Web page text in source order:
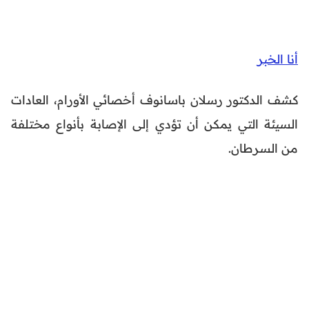
أنا الخبر
كشف الدكتور رسلان باسانوف أخصائي الأورام، العادات
السيئة التي يمكن أن تؤدي إلى الإصابة بأنواع مختلفة
من السرطان.